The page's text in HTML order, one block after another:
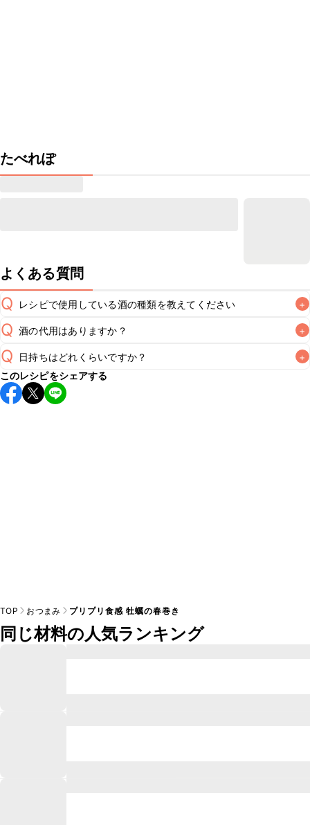
たべれぽ
よくある質問
Q レシピで使用している酒の種類を教えてください +
A
Q 酒の代用はありますか？ +
A
Q 日持ちはどれくらいですか？ +
保存期間は冷蔵で翌日中が目安です。なるべくお早めにお召
し上がりください。
このレシピをシェアする
TOP おつまみ プリプリ食感 牡蠣の春巻き
同じ材料の人気ランキング